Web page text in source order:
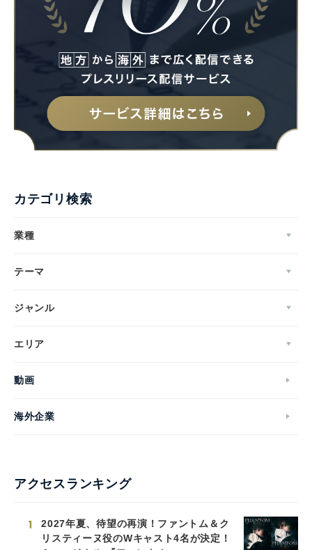
カテゴリ検索
業種
テーマ
ジャンル
エリア
動画
海外企業
アクセスランキング
1
2027年夏、待望の再演！ファントム＆ク
リスティーヌ役のWキャスト4名が決定！